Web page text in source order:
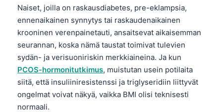
Naiset, joilla on raskausdiabetes, pre-eklampsia,
ennenaikainen synnytys tai raskaudenaikainen
krooninen verenpainetauti, ansaitsevat aikaisemman
seurannan, koska nämä taustat toimivat tulevien
sydän- ja verisuoniriskin merkkiaineina. Ja kun
PCOS-hormonitutkimus, muistutan usein potilaita
siitä, että insuliiniresistenssi ja triglyseridiin liittyvät
ongelmat voivat näkyä, vaikka BMI olisi teknisesti
normaali.
বাংলা
اردو
मराठी
తెలుగు
தமிழ்
ગુજરાતી